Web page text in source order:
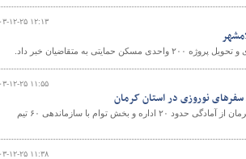
۱۴۰۳-۱۲-۲۵
به متقاضیان خبر داد.
۱۴۰۳-۱۲-۲۵
معاون راهداری اداره کل راهداری و حمل ونقل جاده ای استان کرمان از آمادگی حدود ۲۰ اداره و بخش توام با سازماندهی ۶۰ تیم
۱۴۰۳-۱۲-۲۵